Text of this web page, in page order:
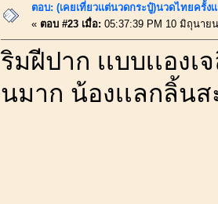
ตอบ: (เคยเที่ยวเเต่นวดกระปู๋)นวดไทยครั้ง
« ตอบ #23 เมื่อ: 05:37:39 PM 10 มิถุนาย
ริมฝีปาก เเบบเเอง
นมาก น้องเเลกลิ้น